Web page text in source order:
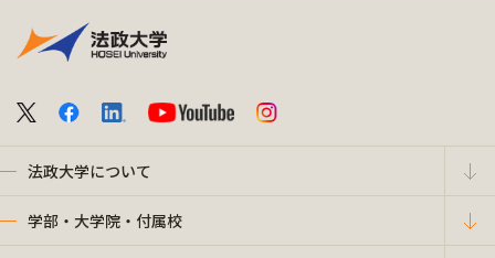
法政大学について
学部・大学院・付属校